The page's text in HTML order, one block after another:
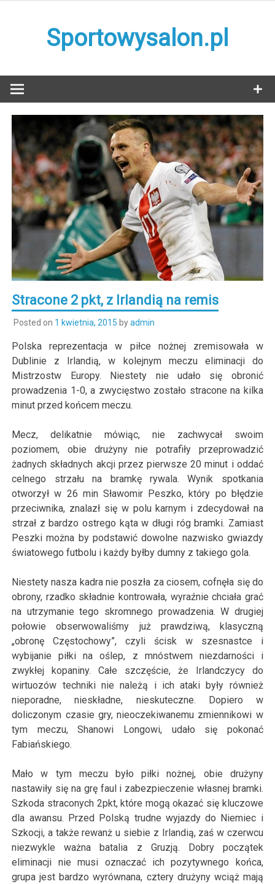
Sportowysalon.pl
Stracone 2 pkt, z Irlandią na remis
Posted on 1 kwietnia, 2015 byadmin
Polska reprezentacja w piłce nożnej zremisowała w
Dublinie z Irlandią, w kolejnym meczu eliminacji do
Mistrzostw Europy. Niestety nie udało się obronić
prowadzenia 1-0, a zwycięstwo zostało stracone na kilka
minut przed końcem meczu.
Mecz, delikatnie mówiąc, nie zachwycał swoim
poziomem, obie drużyny nie potrafiły przeprowadzić
żadnych składnych akcji przez pierwsze 20 minut i oddać
celnego strzału na bramkę rywala. Wynik spotkania
otworzył w 26 min Sławomir Peszko, który po błędzie
przeciwnika, znalazł się w polu karnym i zdecydował na
strzał z bardzo ostrego kąta w długi róg bramki. Zamiast
Peszki można by podstawić dowolne nazwisko gwiazdy
światowego futbolu i każdy byłby dumny z takiego gola.
Niestety nasza kadra nie poszła za ciosem, cofnęła się do
obrony, rzadko składnie kontrowała, wyraźnie chciała grać
na utrzymanie tego skromnego prowadzenia. W drugiej
połowie obserwowaliśmy już prawdziwą, klasyczną
„obronę Częstochowy”, czyli ścisk w szesnastce i
wybijanie piłki na oślep, z mnóstwem niezdarności i
zwykłej kopaniny. Całe szczęście, że Irlandczycy do
wirtuozów techniki nie należą i ich ataki były również
nieporadne, nieskładne, nieskuteczne. Dopiero w
doliczonym czasie gry, nieoczekiwanemu zmiennikowi w
tym meczu, Shanowi Longowi, udało się pokonać
Fabiańskiego.
Mało w tym meczu było piłki nożnej, obie drużyny
nastawiły się na grę faul i zabezpieczenie własnej bramki.
Szkoda straconych 2pkt, które mogą okazać się kluczowe
dla awansu. Przed Polską trudne wyjazdy do Niemiec i
Szkocji, a także rewanż u siebie z Irlandią, zaś w czerwcu
niezwykle ważna batalia z Gruzją. Dobry początek
eliminacji nie musi oznaczać ich pozytywnego końca,
grupa jest bardzo wyrównana, cztery drużyny wciąż mają